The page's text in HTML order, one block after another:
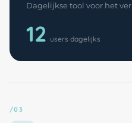
Dagelijkse tool voor het
12 users dagelijks
/03